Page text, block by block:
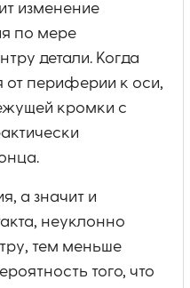
изменение
по мере
детали. Когда
от периферии к оси,
кромки с
а значит и
неуклонно
тем меньше
того, что